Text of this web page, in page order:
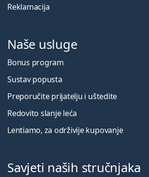
Reklamacija
Naše usluge
Bonus program
Sustav popusta
Preporučite prijatelju i uštedite
Redovito slanje leća
Lentiamo, za održivije kupovanje
Savjeti naših stručnjaka